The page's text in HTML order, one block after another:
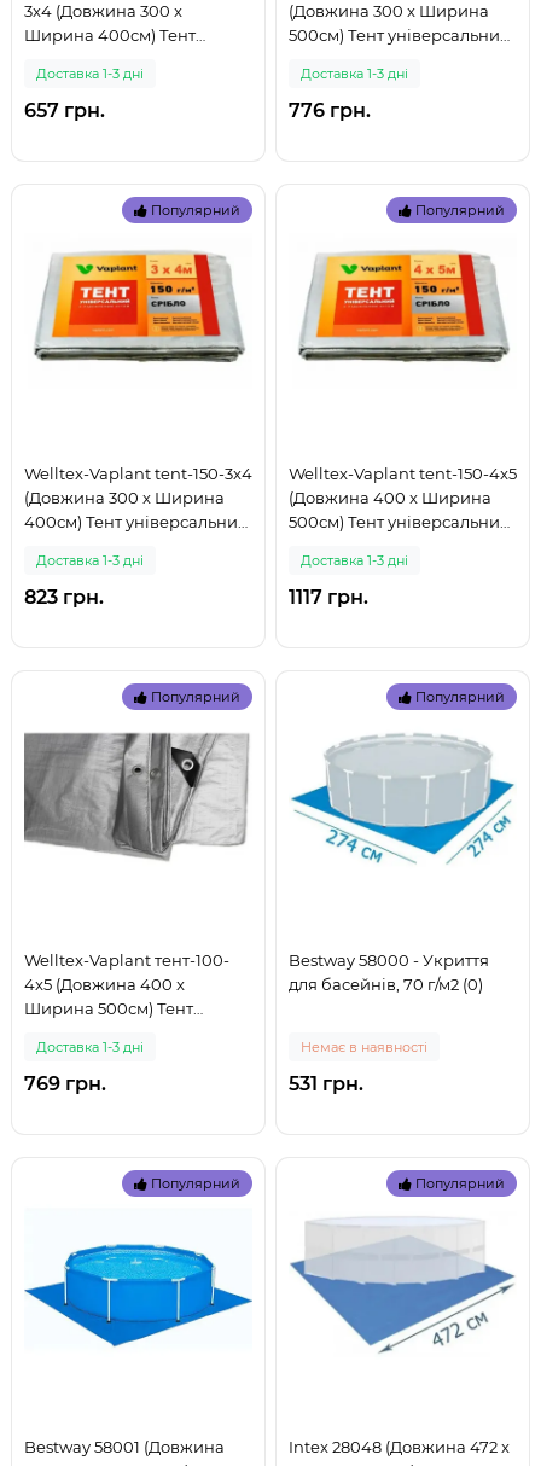
3x4 (Довжина 300 x
Ширина 400см) Тент
щільність 100 г/м2 (999)
Доставка 1-3 дні
657 грн.
(Довжина 300 x Ширина
500см) Тент універсальний
м2 (999)
Доставка 1-3 дні
776 грн.
Популярний
Welltex-Vaplant tent-150-3x4
(Довжина 300 x Ширина
400см) Тент універсальний
(999)
Доставка 1-3 дні
823 грн.
Популярний
Welltex-Vaplant tent-150-4x5
(Довжина 400 x Ширина
500см) Тент універсальний
м2 (999)
Доставка 1-3 дні
1117 грн.
Популярний
Welltex-Vaplant тент-100-
4x5 (Довжина 400 x
Ширина 500см) Тент
щільність 100 г/м2 (999)
Доставка 1-3 дні
769 грн.
Популярний
Bestway 58000 - Укриття
для басейнів, 70 г/м2 (0)
Немає в наявності
531 грн.
Популярний
Bestway 58001 (Довжина
Популярний
Intex 28048 (Довжина 472 x